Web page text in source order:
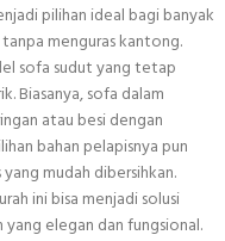
pilihan ideal bagi banyak
menguras kantong.
sofa sudut yang tetap
Biasanya, sofa dalam
atau besi dengan
bahan pelapisnya pun
mudah dibersihkan.
ini bisa menjadi solusi
elegan dan fungsional.